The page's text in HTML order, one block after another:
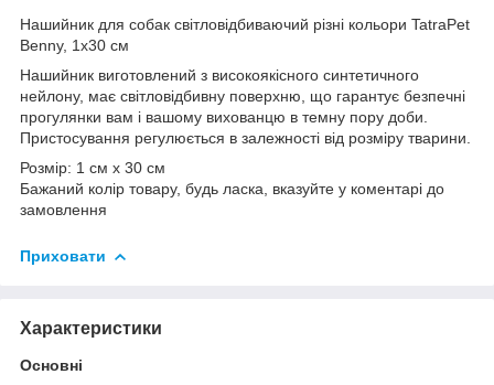
Нашийник для собак світловідбиваючий різні кольори TatraPet
Benny, 1х30 см
Нашийник виготовлений з високоякісного синтетичного
нейлону, має світловідбивну поверхню, що гарантує безпечні
прогулянки вам і вашому вихованцю в темну пору доби.
Пристосування регулюється в залежності від розміру тварини.
Розмір: 1 см х 30 см
Бажаний колір товару, будь ласка, вказуйте у коментарі до
замовлення
Приховати
Характеристики
Основні